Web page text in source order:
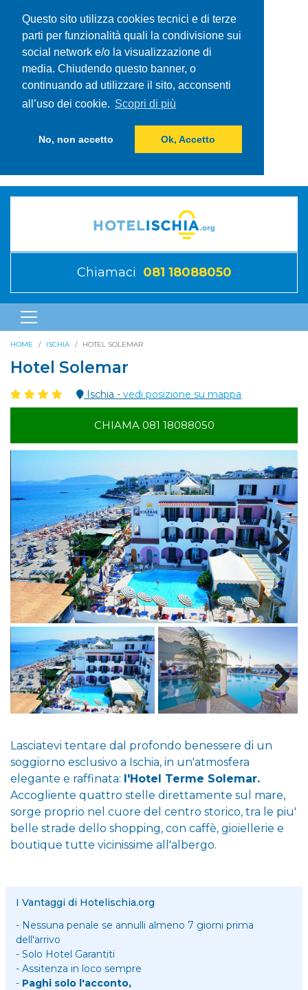
Questo sito utilizza cookies tecnici e di terze
parti per funzionalità quali la condivisione sui
social network e/o la visualizzazione di
media. Chiudendo questo banner, o
continuando ad utilizzare il sito, acconsenti
all’uso dei cookie. Scopri di più
No, non accetto Ok, Accetto
Chiamaci 081 18088050
HOME ISCHIA HOTEL SOLEMAR
Hotel Solemar
Ischia - vedi posizione su mappa
CHIAMA 081 18088050
Lasciatevi tentare dal profondo benessere di un
soggiorno esclusivo a Ischia, in un'atmosfera
elegante e raffinata: l'Hotel Terme Solemar.
Accogliente quattro stelle direttamente sul mare,
sorge proprio nel cuore del centro storico, tra le piu'
belle strade dello shopping, con caffè, gioiellerie e
boutique tutte vicinissime all'albergo.
I Vantaggi di Hotelischia.org
- Nessuna penale se annulli almeno 7 giorni prima
dell'arrivo
- Solo Hotel Garantiti
- Assitenza in loco sempre
- Paghi solo l'acconto,